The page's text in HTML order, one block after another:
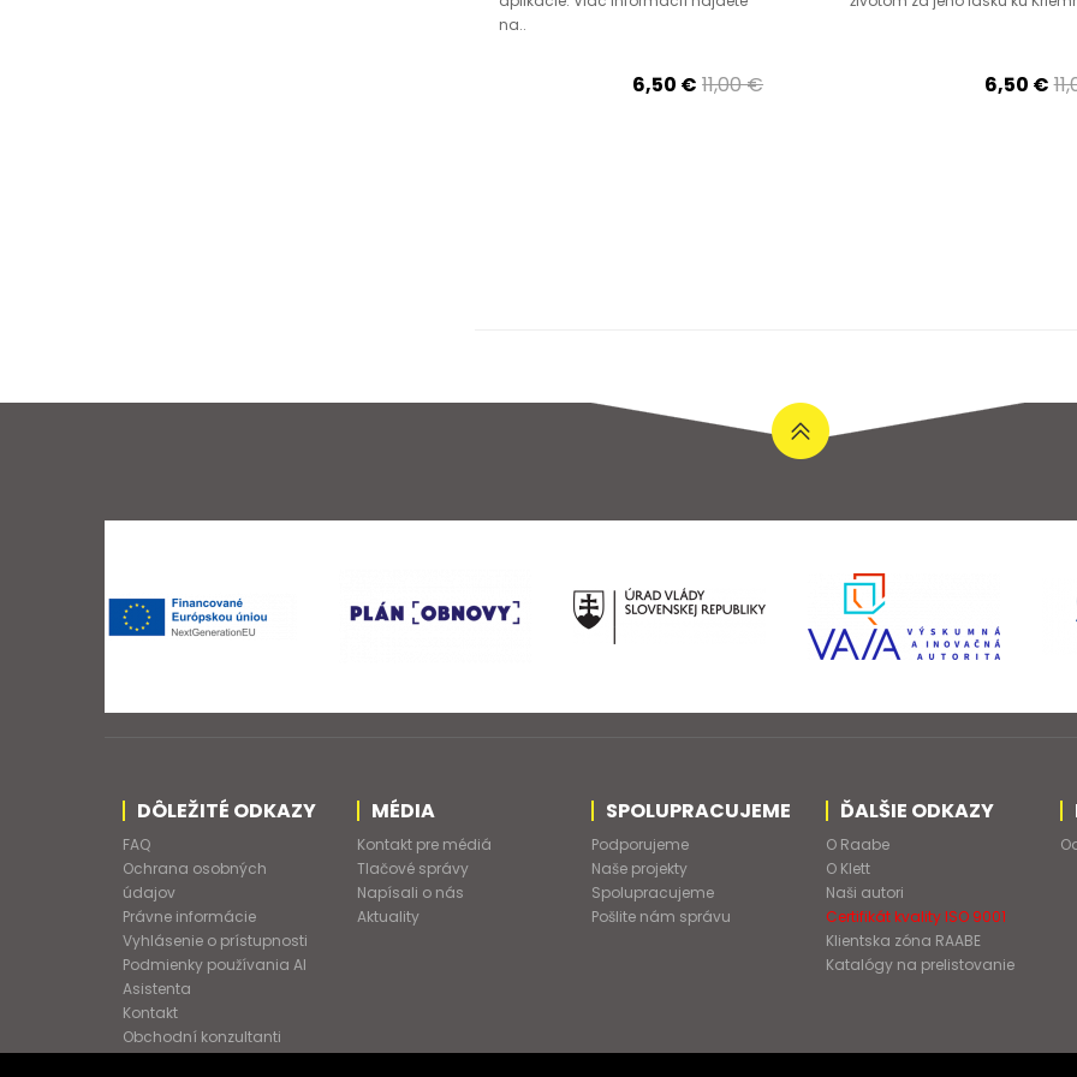
na..
6,50 € 11,00 € 6,50 €
DÔLEŽITÉ ODKAZY
FAQ
Ochrana osobných
údajov
Právne informácie
Vyhlásenie o prístupnosti
Podmienky používania AI
Asistenta
Kontakt
Obchodní konzultanti
MÉDIA
Kontakt pre médiá
Tlačové správy
Napísali o nás
Aktuality
SPOLUPRACUJEME
Podporujeme
Naše projekty
Spolupracujeme
Pošlite nám správu
ĎALŠIE ODKAZY
O Raabe
O Klett
Naši autori
Certifikát kvality ISO 9001
Klientska zóna RAABE
Katalógy na prelistovanie